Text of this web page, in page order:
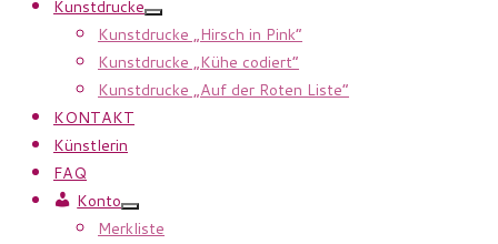
Kunstdrucke
Kunstdrucke „Hirsch in Pink”
Kunstdrucke „Kühe codiert”
Kunstdrucke „Auf der Roten Liste”
KONTAKT
Künstlerin
FAQ
Konto
Merkliste